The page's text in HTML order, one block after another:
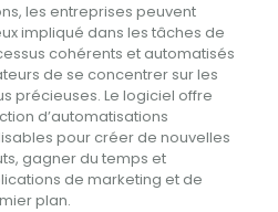
les entreprises peuvent
impliqué dans les tâches de
cohérents et automatisés
de se concentrer sur les
précieuses. Le logiciel offre
d’automatisations
pour créer de nouvelles
gagner du temps et
de marketing et de
plan.